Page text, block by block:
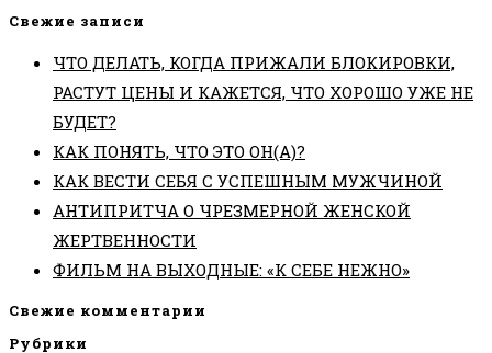
Свежие записи
ЧТО ДЕЛАТЬ, КОГДА ПРИЖАЛИ БЛОКИРОВКИ,
РАСТУТ ЦЕНЫ И КАЖЕТСЯ, ЧТО ХОРОШО УЖЕ НЕ
БУДЕТ?
КАК ПОНЯТЬ, ЧТО ЭТО ОН(А)?
КАК ВЕСТИ СЕБЯ С УСПЕШНЫМ МУЖЧИНОЙ
АНТИПРИТЧА О ЧРЕЗМЕРНОЙ ЖЕНСКОЙ
ЖЕРТВЕННОСТИ
ФИЛЬМ НА ВЫХОДНЫЕ: «К СЕБЕ НЕЖНО»
Свежие комментарии
Рубрики